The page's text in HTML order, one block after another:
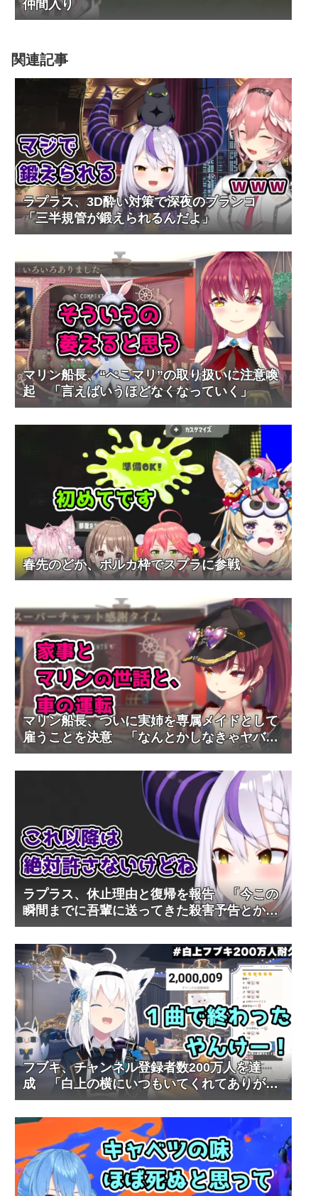
仲間入り
関連記事
ラプラス、3D酔い対策で深夜のブランコ
「三半規管が鍛えられるんだよ」
マリン船長、“ぺこマリ”の取り扱いに注意喚
起 「言えばいうほどなくなっていく」
春先のどか、ポルカ枠でスプラに参戦
マリン船長、ついに実姉を専属メイドとして
雇うことを決意 「なんとかしなきゃヤバい
と思って」
ラプラス、休止理由と復帰を報告 「今この
瞬間までに吾輩に送ってきた殺害予告とか誹
謗中傷とかは、許す」
フブキ、チャンネル登録者数200万人を達
成 「白上の横にいつもいてくれてありがと
う」